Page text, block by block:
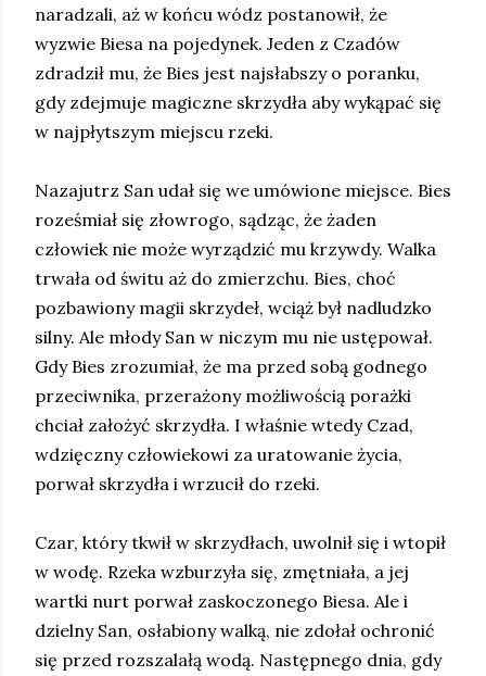
naradzali, aż w końcu wódz postanowił, że
wyzwie Biesa na pojedynek. Jeden z Czadów
zdradził mu, że Bies jest najsłabszy o poranku,
gdy zdejmuje magiczne skrzydła aby wykąpać się
w najpłytszym miejscu rzeki.
Nazajutrz San udał się we umówione miejsce. Bies
roześmiał się złowrogo, sądząc, że żaden
człowiek nie może wyrządzić mu krzywdy. Walka
trwała od świtu aż do zmierzchu. Bies, choć
pozbawiony magii skrzydeł, wciąż był nadludzko
silny. Ale młody San w niczym mu nie ustępował.
Gdy Bies zrozumiał, że ma przed sobą godnego
przeciwnika, przerażony możliwością porażki
chciał założyć skrzydła. I właśnie wtedy Czad,
wdzięczny człowiekowi za uratowanie życia,
porwał skrzydła i wrzucił do rzeki.
Czar, który tkwił w skrzydłach, uwolnił się i wtopił
w wodę. Rzeka wzburzyła się, zmętniała, a jej
wartki nurt porwał zaskoczonego Biesa. Ale i
dzielny San, osłabiony walką, nie zdołał ochronić
się przed rozszalałą wodą. Następnego dnia, gdy